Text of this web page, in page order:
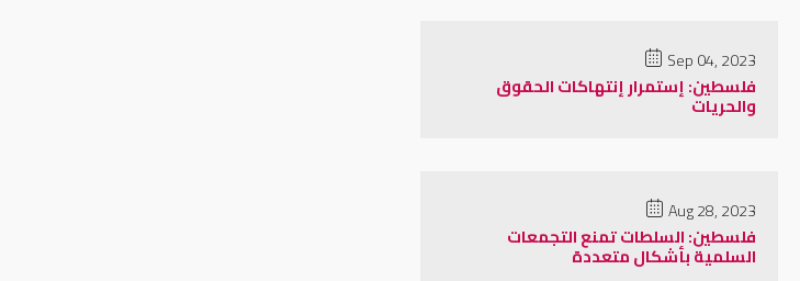
Sep 04, 2023
فلسطين: إستمرار إنتهاكات الحقوق
والحريات
Aug 28, 2023
فلسطين: السلطات تمنع التجمعات
السلمية بأشكال متعددة